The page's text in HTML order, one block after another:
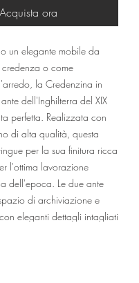
Acquista ora
un elegante mobile da
o come
la Credenzina in
dell'Inghilterra del XIX
perfetta. Realizzata con
di alta qualità, questa
per la sua finitura ricca
l'ottima lavorazione
dell'epoca. Le due ante
di archiviazione e
eleganti dettagli intagliati